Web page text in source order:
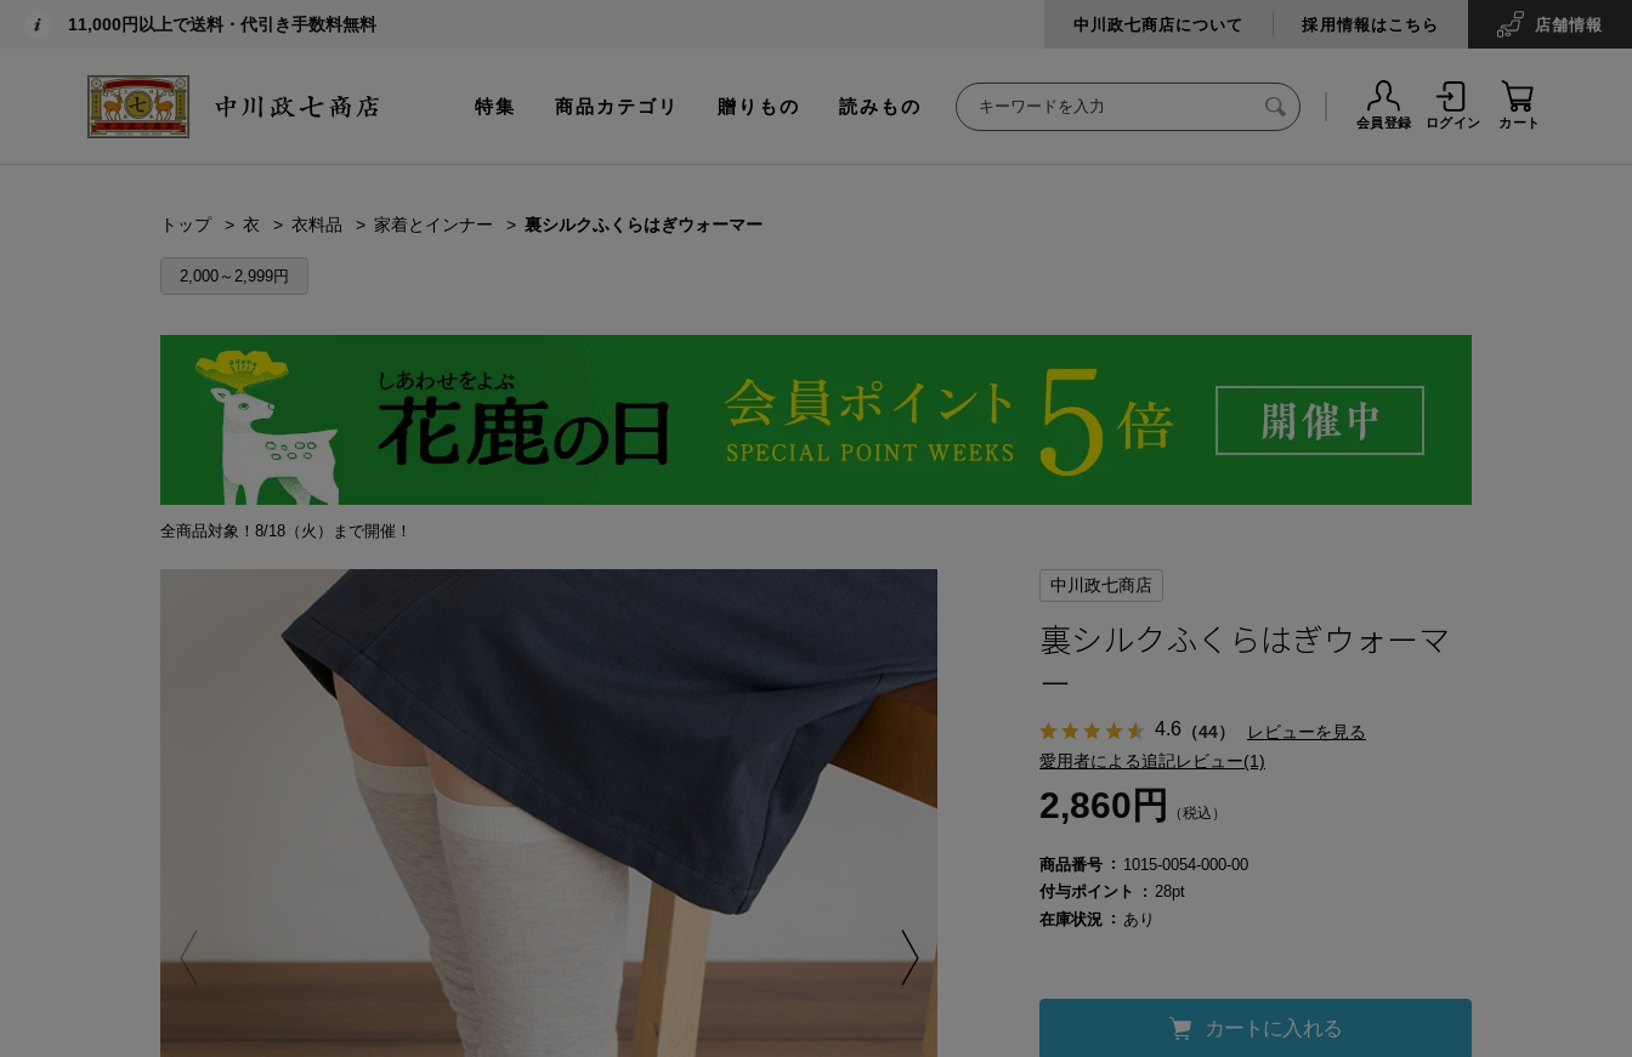
11,000円以上で送料・代引き手数料無料 中川政七商店について 採用情報はこちら 店舗情報
特集 商品カテゴリ 贈りもの 読みもの
会員登録 ログイン カート
トップ 衣 衣料品 家着とインナー 裏シルクふくらはぎウォーマー
2,000～2,999円
全商品対象！8/18（火）まで開催！
中川政七商店
裏シルクふくらはぎウォーマ
ー
4.6 （44）
レビューを見る
愛用者による追記レビュー(1)
2,860円 （税込）
商品番号
1015-0054-000-00
付与ポイント
28pt
在庫状況
あり
カートに入れる